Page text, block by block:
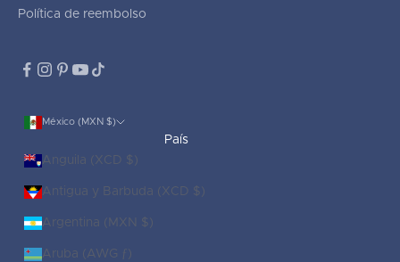
Política de reembolso
México (MXN $)
País
Anguila (XCD $)
Antigua y Barbuda (XCD $)
Argentina (MXN $)
Aruba (AWG ƒ)